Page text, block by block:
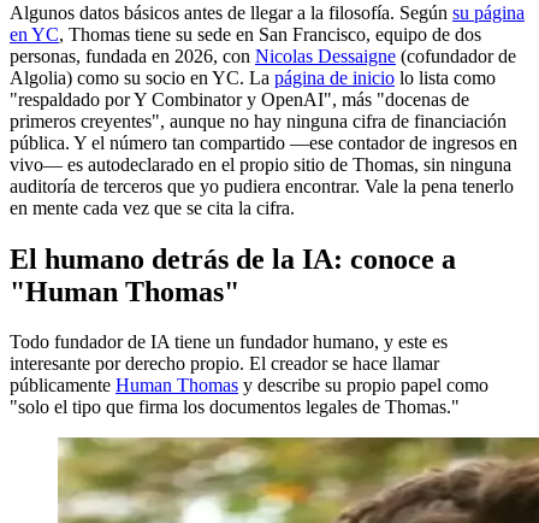
Algunos datos básicos antes de llegar a la filosofía. Según su página
en YC, Thomas tiene su sede en San Francisco, equipo de dos
personas, fundada en 2026, con Nicolas Dessaigne (cofundador de
Algolia) como su socio en YC. La página de inicio lo lista como
"respaldado por Y Combinator y OpenAI", más "docenas de
primeros creyentes", aunque no hay ninguna cifra de financiación
pública. Y el número tan compartido —ese contador de ingresos en
vivo— es autodeclarado en el propio sitio de Thomas, sin ninguna
auditoría de terceros que yo pudiera encontrar. Vale la pena tenerlo
en mente cada vez que se cita la cifra.
El humano detrás de la IA: conoce a
"Human Thomas"
Todo fundador de IA tiene un fundador humano, y este es
interesante por derecho propio. El creador se hace llamar
públicamente Human Thomas y describe su propio papel como
"solo el tipo que firma los documentos legales de Thomas."